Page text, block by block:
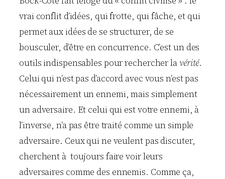
vrai conflit d’idées, qui frotte, qui fâche, et qui
permet aux idées de se structurer, de se
bousculer, d’être en concurrence. C’est un des
outils indispensables pour rechercher lavérité.
Celui qui n’est pas d’accord avec vous n’est pas
nécessairement un ennemi, mais simplement
un adversaire. Et celui qui est votre ennemi, à
l’inverse, n’a pas être traité comme un simple
adversaire. Ceux qui ne veulent pas discuter,
cherchent à toujours faire voir leurs
adversaires comme des ennemis. Comme ça,